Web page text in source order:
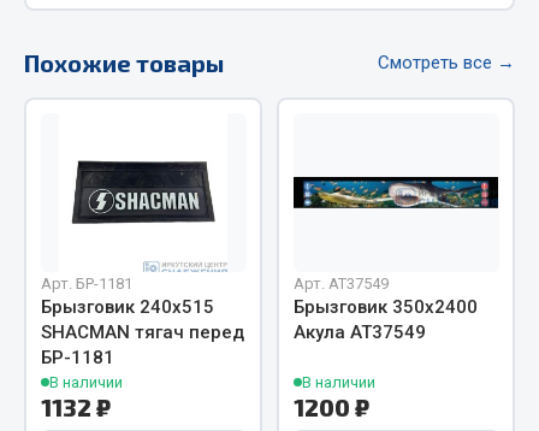
Измерительный инструмент
Крепежный инструмент
Силовое оборудование
Слесарный инструмент
Столярный инструмент
Показать ещё
Похожие товары Смотреть все →
Арт. БР-1181
Брызговик 240х515
SHACMAN тягач перед
БР-1181
В наличии
1132 ₽
Арт. AT37549
Брызговик 350х2400
Акула АТ37549
В наличии
1200 ₽